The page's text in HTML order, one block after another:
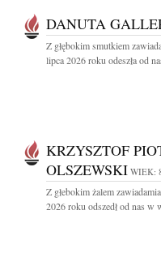
DANUTA
Z głębokim smutkiem
lipca 2026 roku odeszła od
KRZYSZTOF
OLSZEWSKI WIEK:
Z głebokim żalem
2026 roku odszedł od nas w